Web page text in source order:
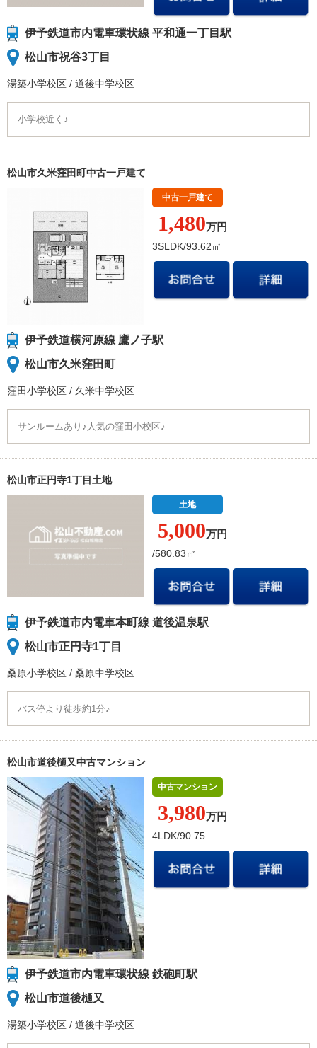
伊予鉄道市内電車環状線 平和通一丁目駅
松山市祝谷3丁目
湯築小学校区 / 道後中学校区
小学校近く♪
松山市久米窪田町中古一戸建て
中古一戸建て
1,480万円
3SLDK/93.62㎡
伊予鉄道横河原線 鷹ノ子駅
松山市久米窪田町
窪田小学校区 / 久米中学校区
サンルームあり♪人気の窪田小校区♪
松山市正円寺1丁目土地
土地
5,000万円
/580.83㎡
伊予鉄道市内電車本町線 道後温泉駅
松山市正円寺1丁目
桑原小学校区 / 桑原中学校区
バス停より徒歩約1分♪
松山市道後樋又中古マンション
中古マンション
3,980万円
4LDK/90.75
伊予鉄道市内電車環状線 鉄砲町駅
松山市道後樋又
湯築小学校区 / 道後中学校区